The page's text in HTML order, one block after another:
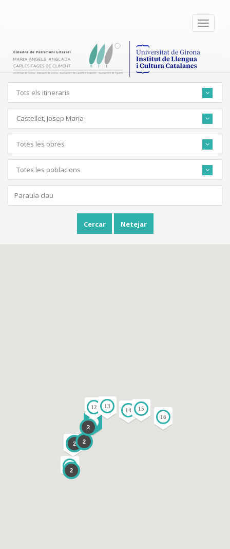
Toggle
Tots els itineraris
Castellet, Josep Maria
Totes les obres
Totes les poblacions
Cercar Netejar
1
4
9
12 13
14
15
16
2
2 2
2